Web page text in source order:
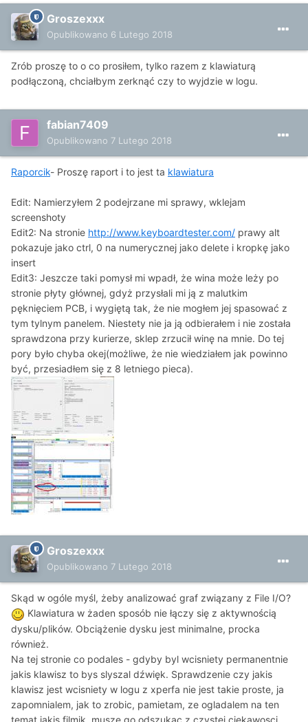
Groszexxx
Opublikowano 6 Lutego 2018
Zrób proszę to o co prosiłem, tylko razem z klawiaturą
podłączoną, chciałbym zerknąć czy to wyjdzie w logu.
fabian7409
Opublikowano 7 Lutego 2018
Raporcik- Proszę raport i to jest ta klawiatura
Edit: Namierzyłem 2 podejrzane mi sprawy, wklejam
screenshoty
Edit2: Na stronie http://www.keyboardtester.com/ prawy alt
pokazuje jako ctrl, 0 na numerycznej jako delete i kropkę jako
insert
Edit3: Jeszcze taki pomysł mi wpadł, że wina może leży po
stronie płyty głównej, gdyż przysłali mi ją z malutkim
pęknięciem PCB, i wygiętą tak, że nie mogłem jej spasować z
tym tylnym panelem. Niestety nie ja ją odbierałem i nie została
sprawdzona przy kurierze, sklep zrzucił winę na mnie. Do tej
pory było chyba okej(możliwe, że nie wiedziałem jak powinno
być, przesiadłem się z 8 letniego pieca).
Groszexxx
Opublikowano 7 Lutego 2018
Skąd w ogóle myśl, żeby analizować graf związany z File I/O?
Klawiatura w żaden sposób nie łączy się z aktywnością
dysku/plików. Obciążenie dysku jest minimalne, procka
również.
Na tej stronie co podales - gdyby byl wcisniety permanentnie
jakis klawisz to bys slyszal dźwięk. Sprawdzenie czy jakis
klawisz jest wcisniety w logu z xperfa nie jest takie proste, ja
zapomnialem, jak to zrobic, pamietam, ze ogladalem na ten
temat jakis filmik, musze go odszukac z czystej ciekawosci.